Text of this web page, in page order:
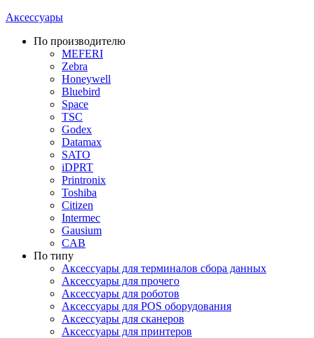
Аксессуары
По производителю
MEFERI
Zebra
Honeywell
Bluebird
Space
TSC
Godex
Datamax
SATO
iDPRT
Printronix
Toshiba
Citizen
Intermec
Gausium
CAB
По типу
Аксессуары для терминалов сбора данных
Аксессуары для прочего
Аксессуары для роботов
Аксессуары для POS оборудования
Аксессуары для сканеров
Аксессуары для принтеров